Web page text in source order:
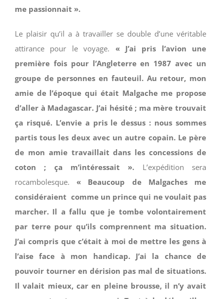
me passionnait ».
Le plaisir qu’il a à travailler se double d’une véritable
attirance pour le voyage. « J’ai pris l’avion une
première fois pour l’Angleterre en 1987 avec un
groupe de personnes en fauteuil. Au retour, mon
amie de l’époque qui était Malgache me propose
d’aller à Madagascar. J’ai hésité ; ma mère trouvait
ça risqué. L’envie a pris le dessus : nous sommes
partis tous les deux avec un autre copain. Le père
de mon amie travaillait dans les concessions de
coton ; ça m’intéressait ». L’expédition sera
rocambolesque.« Beaucoup de Malgaches me
considéraient comme un prince qui ne voulait pas
marcher. Il a fallu que je tombe volontairement
par terre pour qu’ils comprennent ma situation.
J’ai compris que c’était à moi de mettre les gens à
l’aise face à mon handicap. J’ai la chance de
pouvoir tourner en dérision pas mal de situations.
Il valait mieux, car en pleine brousse, il n’y avait